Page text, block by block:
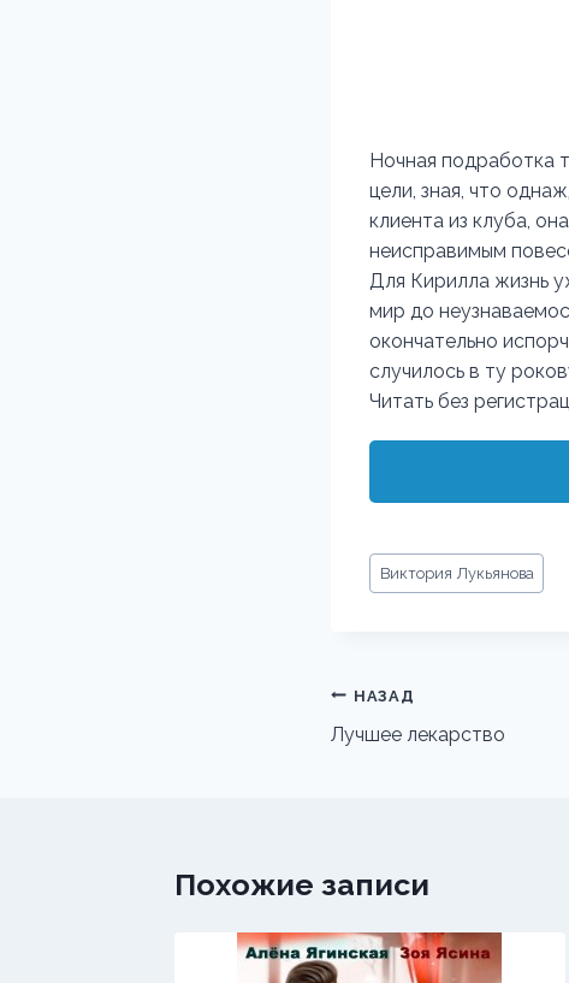
Ночная подработка
цели, зная, что
клиента из клуба,
неисправимым
Для Кирилла жизнь
мир до
окончательно
случилось в ту
Читать без
Метки
записи:
Виктория Лукьянова
Навигация
по
НАЗАД
Лучшее лекарство
Похожие записи